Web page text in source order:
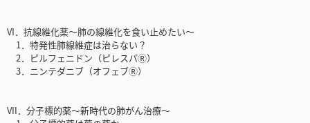
VI．抗線維化薬〜肺の線維化を食い止めたい〜
1．特発性肺線維症は治らない？
2．ピルフェニドン（ピレスパⓇ）
3．ニンテダニブ（オフェブⓇ）
VII．分子標的薬〜新時代の肺がん治療〜